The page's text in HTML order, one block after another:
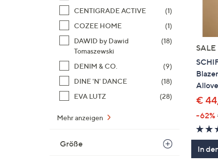
CENTIGRADE ACTIVE
(1)
COZEE HOME
(1)
DAWID by Dawid
Tomaszewski
(18)
DENIM & CO.
(9)
DINE 'N' DANCE
(18)
EVA LUTZ
(28)
Mehr anzeigen
Größe
SALE
€
-62%
In